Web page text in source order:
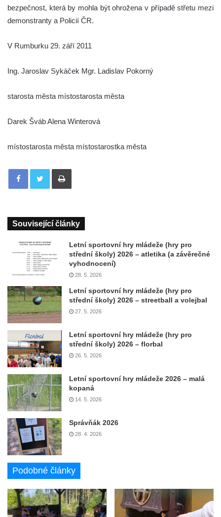
bezpečnost, která by mohla být ohrožena v případě střetu mezi
demonstranty a Policií ČR.
V Rumburku 29. září 2011
Ing. Jaroslav Sykáček Mgr. Ladislav Pokorný
starosta města místostarosta města
Darek Šváb Alena Winterová
místostarosta města místostarostka města
Tisknout
Související články
Letní sportovní hry mládeže (hry pro
střední školy) 2026 – atletika (a závěrečné
vyhodnocení)
28. 5. 2026
Letní sportovní hry mládeže (hry pro
střední školy) 2026 – streetball a volejbal
27. 5. 2026
Letní sportovní hry mládeže (hry pro
střední školy) 2026 – florbal
26. 5. 2026
Letní sportovní hry mládeže 2026 – malá
kopaná
14. 5. 2026
Správňák 2026
28. 4. 2026
Podobné články